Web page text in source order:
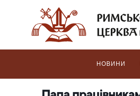
НОВИНИ